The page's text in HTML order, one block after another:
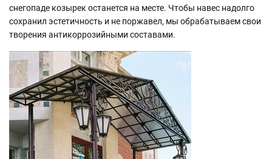
снегопаде козырек останется на месте. Чтобы навес надолго
сохранил эстетичность и не поржавел, мы обрабатываем свои
творения антикоррозийными составами.